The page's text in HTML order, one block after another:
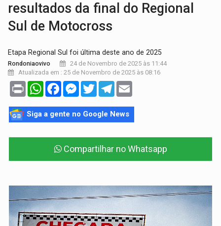
resultados da final do Regional
Sul de Motocross
Etapa Regional Sul foi última deste ano de 2025
Rondoniaovivo
24 de Novembro de 2025 às 11:44
Atualizada em : 25 de Novembro de 2025 às 08:16
Print WhatsAppFacebookMessenger
TwitterTelegram
Siga a gente no Google News
Compartilhar no Whatsapp